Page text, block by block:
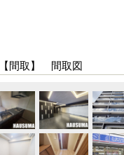
【間取】 間取図